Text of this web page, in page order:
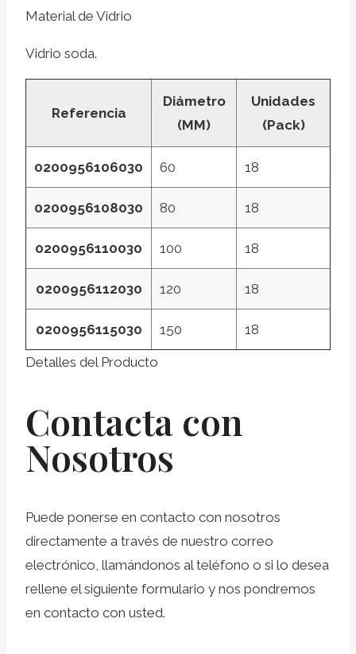
Material de Vidrio
Vidrio soda.
Referencia
Diámetro
(MM)
Unidades
(Pack)
0200956106030 60 18
0200956108030 80 18
0200956110030 100 18
0200956112030 120 18
0200956115030 150 18
Detalles del Producto
Contacta con
Nosotros
Puede ponerse en contacto con nosotros
directamente a través de nuestro correo
electrónico, llamándonos al teléfono o si lo desea
rellene el siguiente formulario y nos pondremos
en contacto con usted.